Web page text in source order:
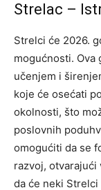
Strelac –
Strelci će 2026.
mogućnosti. Ova
učenjem i
koje će osećati
okolnosti, što
poslovnih
omogućiti da se
razvoj, otvarajući
da će neki